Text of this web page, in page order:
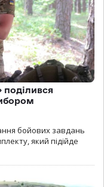
поділився
бойових завдань
який підійде